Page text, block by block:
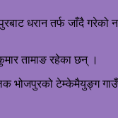
धरान तर्फ जाँदै गरेको
तामाङ रहेका छन् ।
भोजपुरको टेम्केमैयुङ्ग